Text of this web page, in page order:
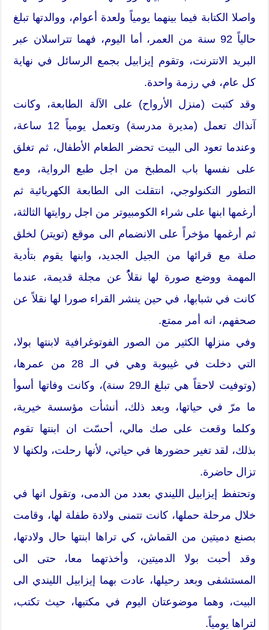
واصلا الكتابة فيما بينهما يومياً ولعدة أعوام، ووالدتها تبلغ
حالياً 92 سنة من العمر، أما اليوم، فهما تتراسلان عبر
البريد الانترنت، وتقوم إيزابيل بجمع الرسائل في نهاية
كل عام، في رزمة واحدة.
وقد كتبت (منزل الأرواح) على الآلة الطابعة، وكانت
آنذاك تعمل (مديرة مدرسة) وتعمل يومياً 12 ساعة،
وعندما تعود الى البيت تحضر الطعام الأطفال، ثم تغلق
على نفسها باب المطبخ من اجل طبع الرواية، ومع
التطور التكنولوجي، انتقلت الى الطابعة الكهربائية ثم
أرغمها ابنها على شراء الكومبيوتر من اجل روايتها الثالثة،
ثم أرغمها مؤخراً على الانضمام الى موقع (تويتر) لخلق
صلة مع قرائها من الجيل الجديد، وابنها يقوم بتأدية
المهمة ووضع صورة لها نقلاًُ عن مجلة قديمة، عندما
كانت في شبابها، في حين ينشر القراء صورا لها نقلاً عن
صحفهم، انه أمر ممتع.
وفي منزلها الكثير من الصور الفوتوغرافية لابنتها بولا،
التي دخلت في غيبوبة وهي في الـ 28 من عمرها،
(وتوفيت لاحقاً هي تبلغ الـ29 سنة)، وكانت وفاتها أسوأ
ما مرّ في حياتها، وبعد ذلك، أنشأت مؤسسة خيرية،
وكلما وقعت على صك مالي، أحسّت ان ابنتها تقوم
بذلك، لقد تغير حضورها في حياتي، لأنها رحلت، ولكنها لا
تزال حاضرة.
وتحتفظ إيزابيل الليندي بعدد من الدمى، وتقول انها في
خلال مرحلة حملها، كانت تتمنى ولادة طفلة لها، وقامت
بصنع دميتين من القماش، كي تراها ابنتها حال ولادتها،
وقد أحبت بولا الدميتين، وأخذتهما معا، حتى الى
المستشفى وبعد رحيلها، عادت بهما إيزابيل الليندي الى
البيت، وهما موضوعتان اليوم في مكتبها، حيث تكتب،
لتراها يومياً.